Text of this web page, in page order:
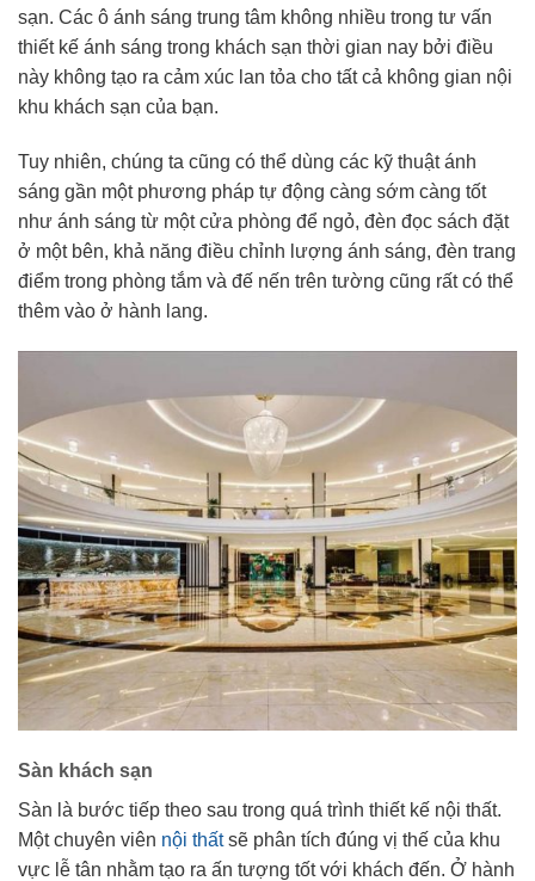
sạn. Các ô ánh sáng trung tâm không nhiều trong tư vấn
thiết kế ánh sáng trong khách sạn thời gian nay bởi điều
này không tạo ra cảm xúc lan tỏa cho tất cả không gian nội
khu khách sạn của bạn.
Tuy nhiên, chúng ta cũng có thể dùng các kỹ thuật ánh
sáng gần một phương pháp tự động càng sớm càng tốt
như ánh sáng từ một cửa phòng để ngỏ, đèn đọc sách đặt
ở một bên, khả năng điều chỉnh lượng ánh sáng, đèn trang
điểm trong phòng tắm và đế nến trên tường cũng rất có thể
thêm vào ở hành lang.
Sàn khách sạn
Sàn là bước tiếp theo sau trong quá trình thiết kế nội thất.
Một chuyên viên nội thấtsẽ phân tích đúng vị thế của khu
vực lễ tân nhằm tạo ra ấn tượng tốt với khách đến. Ở hành